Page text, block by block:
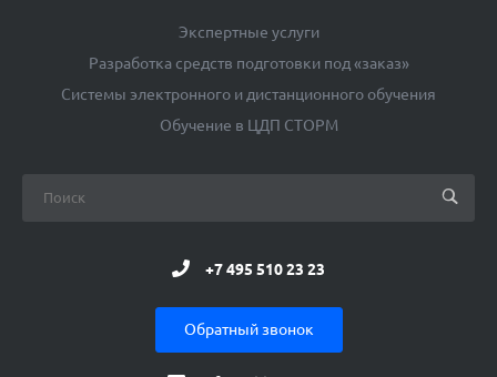
Экспертные услуги
Разработка средств подготовки под «заказ»
Системы электронного и дистанционного обучения
Обучение в ЦДП СТОРМ
+7 495 510 23 23
Обратный звонок